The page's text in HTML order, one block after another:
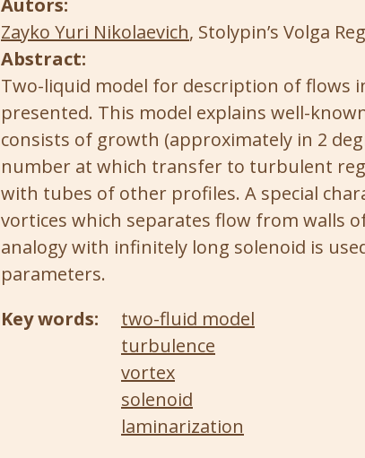
Autors:
Zayko Yuri Nikolaevich, Stolypin’s Volga
Abstract:
Two-liquid model for description of flows
presented. This model explains well-
consists of growth (approximately in 2
number at which transfer to turbulent
with tubes of other profiles. A special
vortices which separates flow from walls
analogy with infinitely long solenoid is
parameters.
Key words:
two-fluid model
turbulence
vortex
solenoid
laminarization